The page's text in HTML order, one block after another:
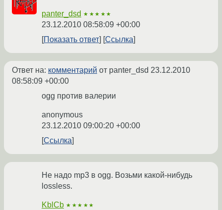
panter_dsd ★★★★★
23.12.2010 08:58:09 +00:00
Показать ответ
Ссылка
Ответ на: комментарий от panter_dsd 23.12.2010
08:58:09 +00:00
ogg против валерии
anonymous
23.12.2010 09:00:20 +00:00
Ссылка
Не надо mp3 в ogg. Возьми какой-нибудь
lossless.
KblCb ★★★★★